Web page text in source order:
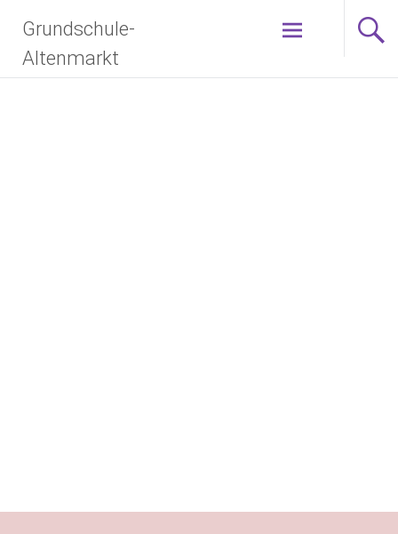
Grundschule-
Altenmarkt